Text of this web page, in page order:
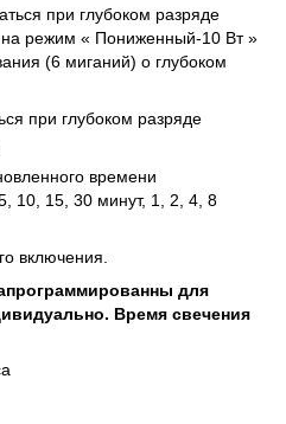
при глубоком разряде
на режим « Пониженный-10 Вт »
(6 миганий) о глубоком
при глубоком разряде
времени
10, 15, 30 минут, 1, 2, 4, 8
включения.
для
Время свечения